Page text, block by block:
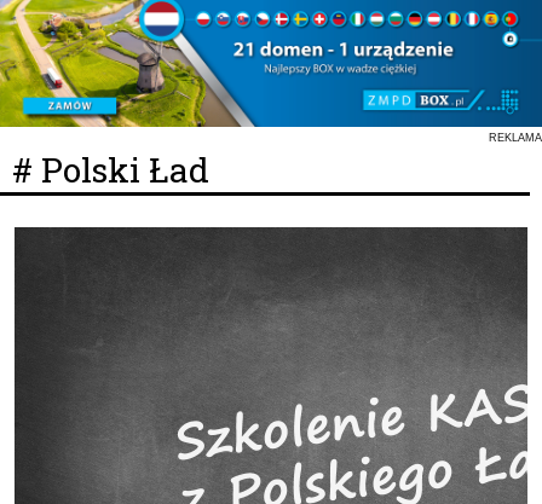
REKLAMA
# Polski Ład